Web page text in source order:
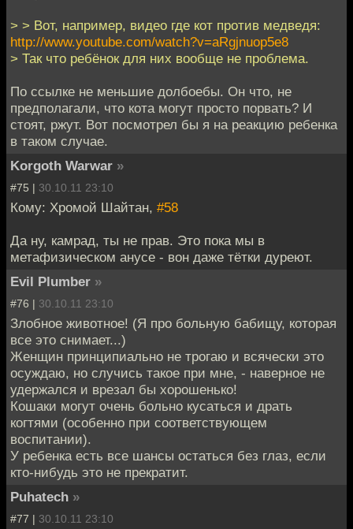
> > Вот, например, видео где кот против медведя:
http://www.youtube.com/watch?v=aRgjnuop5e8
> Так что ребёнок для них вообще не проблема.
По ссылке не меньшие долбоебы. Он что, не
предполагали, что кота могут просто порвать? И
стоят, ржут. Вот посмотрел бы я на реакцию ребенка
в таком случае.
Korgoth Warwar »
#75 | 30.10.11 23:10
Кому: Хромой Шайтан, #58
Да ну, камрад, ты не прав. Это пока мы в
метафизическом анусе - вон даже тётки дуреют.
Evil Plumber »
#76 | 30.10.11 23:10
Злобное животное! (Я про больную бабищу, которая
все это снимает...)
Женщин принципиально не трогаю и всячески это
осуждаю, но случись такое при мне, - наверное не
удержался и врезал бы хорошенько!
Кошаки могут очень больно кусаться и драть
когтями (особенно при соответствующем
воспитании).
У ребенка есть все шансы остаться без глаз, если
кто-нибудь это не прекратит.
Puhatech »
#77 | 30.10.11 23:10